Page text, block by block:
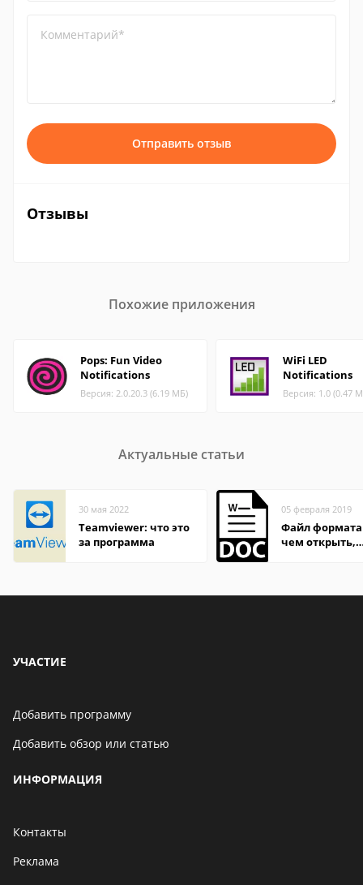
Комментарий*
Отправить отзыв
Отзывы
Похожие приложения
Pops: Fun Video
Notifications
Версия: 2.0.20.3 (6.19 МБ)
WiFi LED
Notifications
Версия: 1.0 (0.47
Актуальные статьи
30 мая 2022
Teamviewer: что это
за программа
05 февраля 2019
Файл формата
чем открыть,
УЧАСТИЕ
Добавить программу
Добавить обзор или статью
ИНФОРМАЦИЯ
Контакты
Реклама